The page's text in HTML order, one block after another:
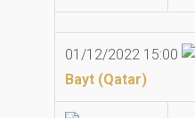
01/12/2022 15:00
Bayt (Qatar)